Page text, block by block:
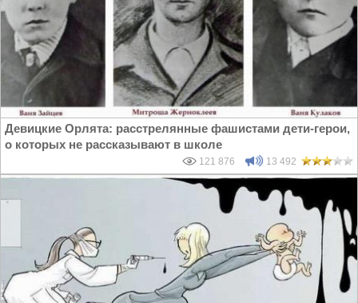
Девицкие Орлята: расстрелянные фашистами дети-герои,
о которых не рассказывают в школе
121 876 13 492